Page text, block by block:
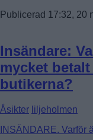
Publicerad 17:32, 20
Insändare:
mycket
butikerna?
Åsikter liljeholmen
INSÄNDARE. Varför